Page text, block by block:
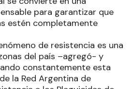
para garantizar que
estén completamente
de resistencia es una
del país –agregó- y
constantemente esta
la Red Argentina de